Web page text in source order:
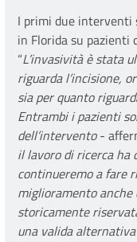
I primi due interventi
in Florida su pazienti
“L’invasività è stata
riguarda l’incisione,
sia per quanto
Entrambi i pazienti
dell’intervento-
il lavoro di ricerca
continueremo a fare
miglioramento anche
storicamente
una valida